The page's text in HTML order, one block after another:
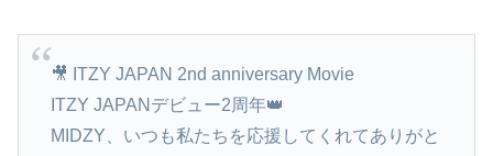
🎥 ITZY JAPAN 2nd anniversary Movie
ITZY JAPANデビュー2周年👑
MIDZY、いつも私たちを応援してくれてありがと